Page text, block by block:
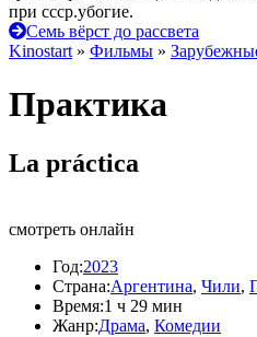
при ссср.убогие.
Семь вёрст до рассвета
Kinostart » Фильмы »
Практика
La práctica
смотреть онлайн
Год:2023
Страна:Аргентина, Чили,
Время:1 ч 29 мин
Жанр:Драма, Комедии